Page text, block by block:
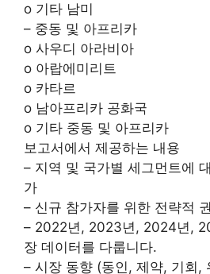
o 기타 남미
– 중동 및 아프리카
o 사우디 아라비아
o 아랍에미리트
o 카타르
o 남아프리카 공화국
o 기타 중동 및 아프리카
보고서에서 제공하는 내용
– 지역 및 국가별 세그먼트에
가
– 신규 참가자를 위한 전략적
– 2022년, 2023년, 2024년,
장 데이터를 다룹니다.
– 시장 동향 (동인, 제약, 기회,